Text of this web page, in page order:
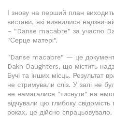
І знову на перший план
вистави, які виявилися
– "Danse macabre" за участю
"Серце матері".
"Danse macabre" — це
Dakh Daughters, що містить
Бучі та інших місць. Результат
не стримували сліз. У залі не
не намагалися "тиснути" на
відчували цю глибоку
роках, це дійсно